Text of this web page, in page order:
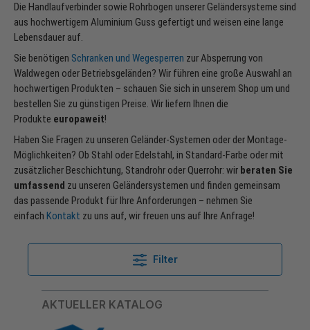
Filter
AKTUELLER KATALOG
Die Handlaufverbinder sowie Rohrbogen unserer Geländersysteme sind
aus hochwertigem Aluminium Guss gefertigt und weisen eine lange
Lebensdauer auf.
Sie benötigen Schranken und Wegesperren zur Absperrung von
Waldwegen oder Betriebsgeländen? Wir führen eine große Auswahl an
hochwertigen Produkten – schauen Sie sich in unserem Shop um und
bestellen Sie zu günstigen Preise. Wir liefern Ihnen die
Produkte europaweit!
Haben Sie Fragen zu unseren Geländer-Systemen oder der Montage-
Möglichkeiten? Ob Stahl oder Edelstahl, in Standard-Farbe oder mit
zusätzlicher Beschichtung, Standrohr oder Querrohr: wir beraten Sie
umfassend zu unseren Geländersystemen und finden gemeinsam
das passende Produkt für Ihre Anforderungen – nehmen Sie
einfach Kontakt zu uns auf, wir freuen uns auf Ihre Anfrage!